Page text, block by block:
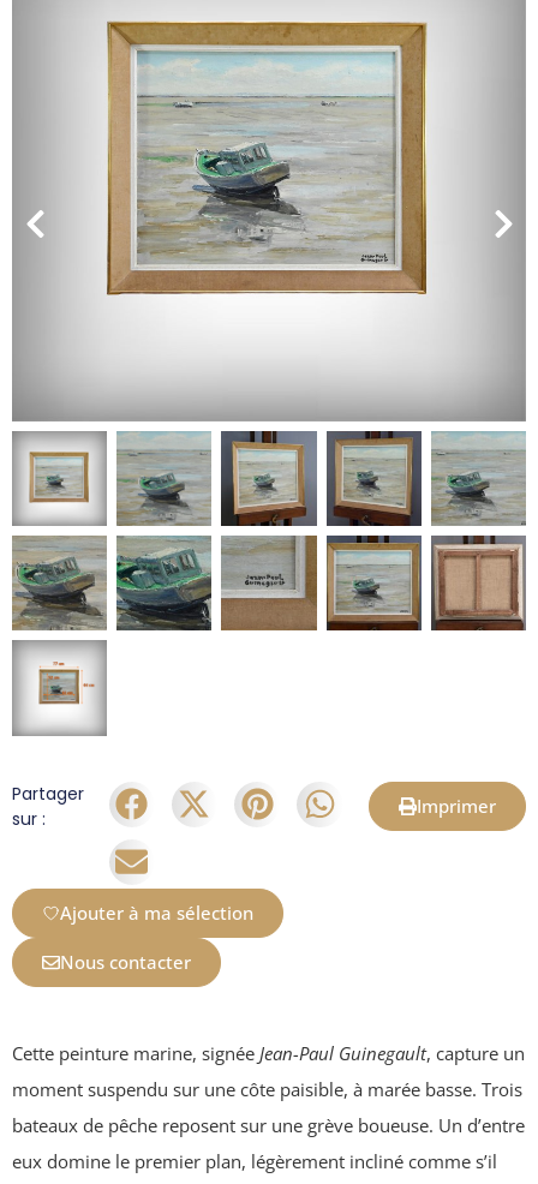
Partager
sur :
Imprimer
Ajouter à ma sélection
Nous contacter
Cette peinture marine, signée Jean-Paul Guinegault, capture un
moment suspendu sur une côte paisible, à marée basse. Trois
bateaux de pêche reposent sur une grève boueuse. Un d’entre
eux domine le premier plan, légèrement incliné comme s’il